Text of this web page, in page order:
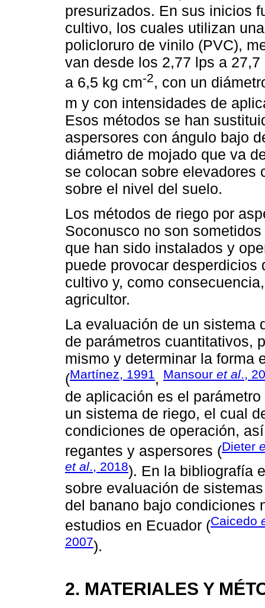
presurizados. En sus inicios
cultivo, los cuales utilizan
policloruro de vinilo (PVC),
van desde los 2,77 lps a
a 6,5 kg cm-2, con un
m y con intensidades de
Esos métodos se han
aspersores con ángulo bajo
diámetro de mojado que va
se colocan sobre elevadores
sobre el nivel del suelo.
Los métodos de riego por
Soconusco no son
que han sido instalados y
puede provocar
cultivo y, como
agricultor.
La evaluación de un sistema
de parámetros cuantitativos,
mismo y determinar la forma
(Martínez, 1991, Mansour et al.,
de aplicación es el
un sistema de riego, el cual
condiciones de operación,
regantes y aspersores (Dieter
et al., 2018). En la bibliografía
sobre evaluación de
del banano bajo condiciones
estudios en Ecuador (Caicedo
2007).
2. MATERIALES Y